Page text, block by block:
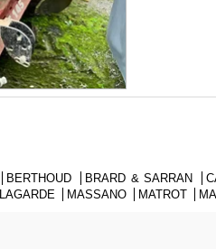
BERTHOUD BRARD & SARRAN
LAGARDE MASSANO MATROT